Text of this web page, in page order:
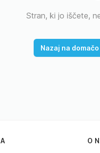
Stran, ki jo iščete,
Nazaj na
O